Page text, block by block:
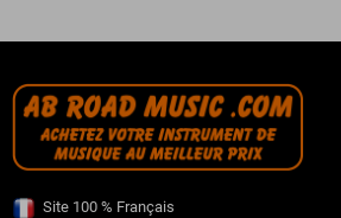
Site 100 % Français